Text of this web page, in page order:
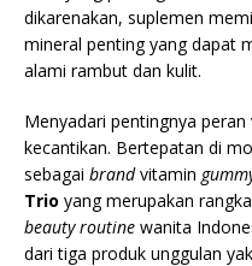
dikarenakan, suplemen
mineral penting yang dapat
alami rambut dan kulit.
Menyadari pentingnya
kecantikan. Bertepatan di
sebagai brandvitamin
Trio yang merupakan
beauty routine wanita
dari tiga produk unggulan